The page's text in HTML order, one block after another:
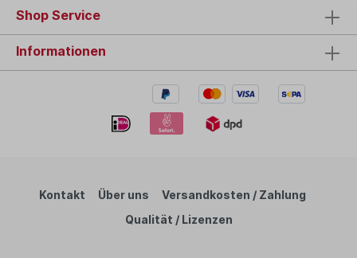
Shop Service
Informationen
Kontakt Über uns
Versandkosten / Zahlung
Qualität / Lizenzen